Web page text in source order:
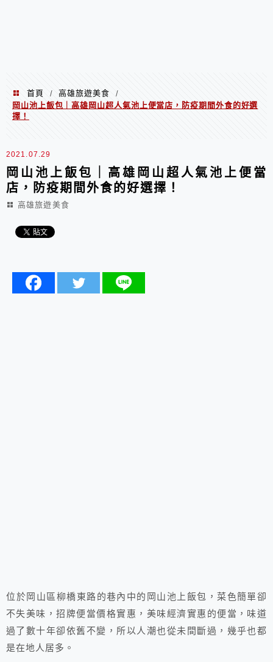
首頁 / 高雄旅遊美食
/
岡山池上飯包｜高雄岡山超人氣池上便當店，防疫期間外食的好選
擇！
2021.07.29
岡山池上飯包｜高雄岡山超人氣池上便當
店，防疫期間外食的好選擇！
高雄旅遊美食
位於岡山區柳橋東路的巷內中的岡山池上飯包，菜色簡單卻
不失美味，招牌便當價格實惠，美味經濟實惠的便當，味道
過了數十年卻依舊不變，所以人潮也從未間斷過，幾乎也都
是在地人居多。